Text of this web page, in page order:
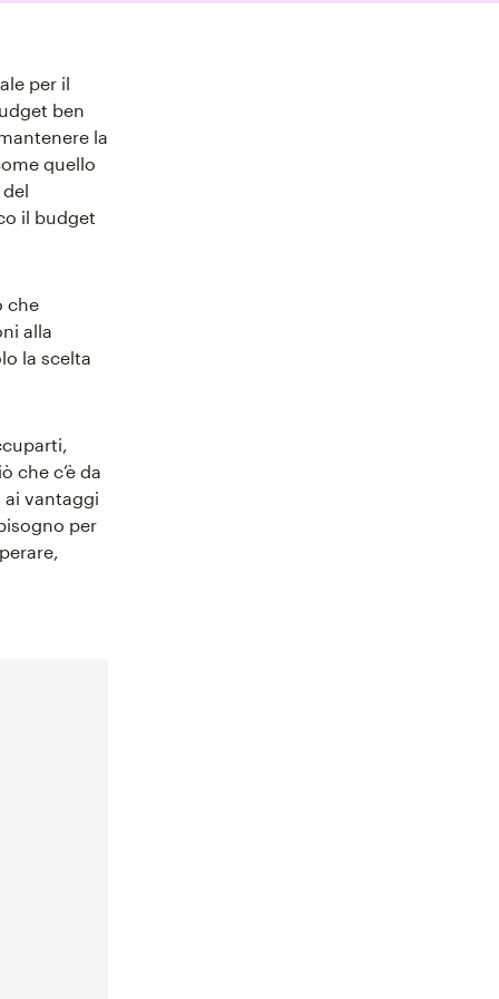
per il
ben
la
quello
il budget
che
alla
la scelta
che c’è da
vantaggi
per